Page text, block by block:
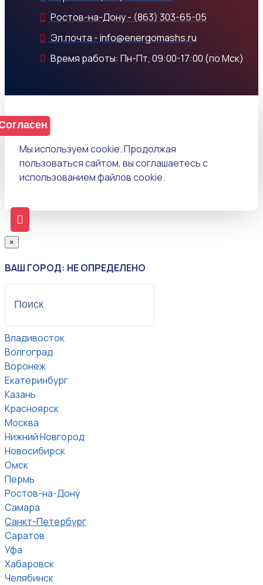
Ростов-на-Дону - (863) 303-65-05
Эл.почта - info@energomashs.ru
Время работы: Пн-Пт, 09:00-17:00 (по Мск)
Мы используем cookie. Продолжая
пользоваться сайтом, вы соглашаетесь с
использованием файлов cookie.
×
ВАШ ГОРОД: НЕ ОПРЕДЕЛЕНО
Владивосток
Волгоград
Воронеж
Екатеринбург
Казань
Красноярск
Москва
Нижний Новгород
Новосибирск
Омск
Пермь
Ростов-на-Дону
Самара
Санкт-Петербург
Саратов
Уфа
Хабаровск
Челябинск